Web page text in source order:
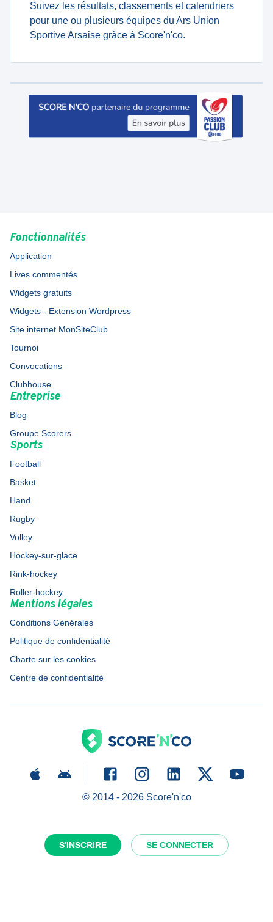
S'INSCRIRE SE CONNECTER
Suivez les résultats, classements et calendriers
pour une ou plusieurs équipes du Ars Union
Sportive Arsaise grâce à Score'n'co.
Fonctionnalités
Application
Lives commentés
Widgets gratuits
Widgets - Extension Wordpress
Site internet MonSiteClub
Tournoi
Convocations
Clubhouse
Entreprise
Blog
Groupe Scorers
Sports
Football
Basket
Hand
Rugby
Volley
Hockey-sur-glace
Rink-hockey
Roller-hockey
Mentions légales
Conditions Générales
Politique de confidentialité
Charte sur les cookies
Centre de confidentialité
© 2014 - 2026Score'n'co